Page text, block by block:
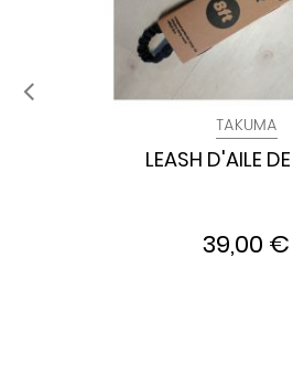
TAKUMA
LEASH D'AILE
39,00 €